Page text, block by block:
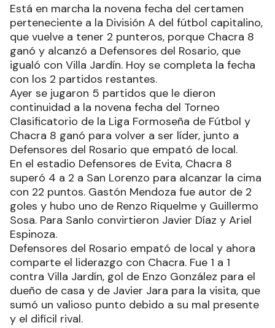
Está en marcha la novena fecha del certamen
perteneciente a la División A del fútbol capitalino,
que vuelve a tener 2 punteros, porque Chacra 8
ganó y alcanzó a Defensores del Rosario, que
igualó con Villa Jardín. Hoy se completa la fecha
con los 2 partidos restantes.
Ayer se jugaron 5 partidos que le dieron
continuidad a la novena fecha del Torneo
Clasificatorio de la Liga Formoseña de Fútbol y
Chacra 8 ganó para volver a ser líder, junto a
Defensores del Rosario que empató de local.
En el estadio Defensores de Evita, Chacra 8
superó 4 a 2 a San Lorenzo para alcanzar la cima
con 22 puntos. Gastón Mendoza fue autor de 2
goles y hubo uno de Renzo Riquelme y Guillermo
Sosa. Para Sanlo convirtieron Javier Díaz y Ariel
Espinoza.
Defensores del Rosario empató de local y ahora
comparte el liderazgo con Chacra. Fue 1 a 1
contra Villa Jardín, gol de Enzo González para el
dueño de casa y de Javier Jara para la visita, que
sumó un valioso punto debido a su mal presente
y el difícil rival.